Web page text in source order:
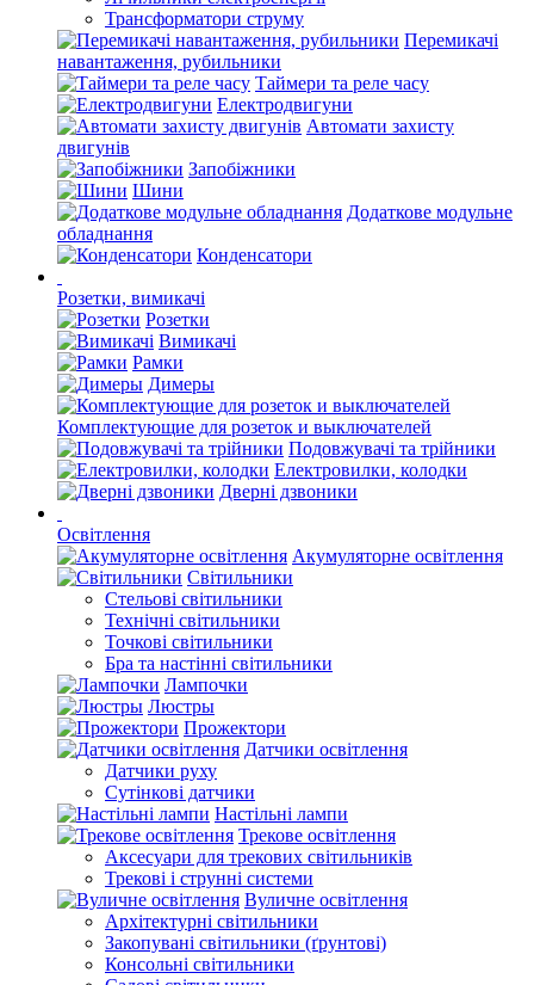
Трансформатори струму
Перемикачі
навантаження, рубильники
Таймери та реле часу
Електродвигуни
Автомати захисту
двигунів
Запобіжники
Шини
Додаткове модульне
обладнання
Конденсатори
Розетки, вимикачі
Розетки
Вимикачі
Рамки
Димеры
Комплектующие для розеток и выключателей
Подовжувачі та трійники
Електровилки, колодки
Дверні дзвоники
Освітлення
Акумуляторне освітлення
Світильники
Стельові світильники
Технічні світильники
Точкові світильники
Бра та настінні світильники
Лампочки
Люстры
Прожектори
Датчики освітлення
Датчики руху
Сутінкові датчики
Настільні лампи
Трекове освітлення
Аксесуари для трекових світильників
Трекові і струнні системи
Вуличне освітлення
Архітектурні світильники
Закопувані світильники (ґрунтові)
Консольні світильники